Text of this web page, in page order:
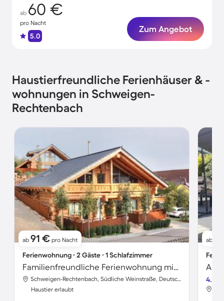
ab 60 €
pro Nacht
5.0
Zum Angebot
Haustierfreundliche Ferienhäuser & -
wohnungen in Schweigen-
Rechtenbach
ab 91 € pro Nacht
Ferienwohnung ∙ 2 Gäste ∙ 1 Schlafzimmer
Familienfreundliche Ferienwohnung mit Terrasse | Haustierfreundlich
Schweigen-Rechtenbach, Südliche Weinstraße, Deutschland
Haustier erlaubt
ab
4.5